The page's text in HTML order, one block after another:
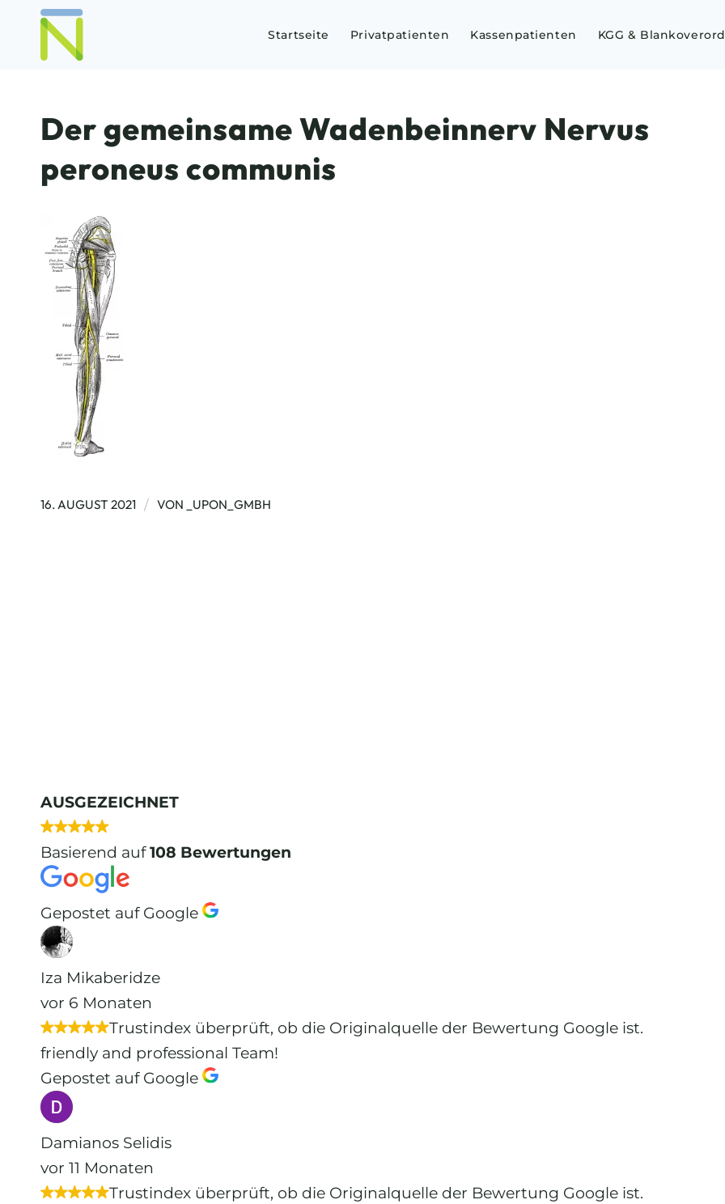
Startseite Privatpatienten Kassenpatienten KGG &
Der gemeinsame Wadenbeinnerv Nervus
peroneus communis
16. AUGUST 2021 / VON _UPON_GMBH
AUSGEZEICHNET
Basierend auf108 Bewertungen
Gepostet auf Google
Iza Mikaberidze
vor 6 Monaten
Trustindex überprüft, ob die Originalquelle der Bewertung Google ist.
friendly and professional Team!
Gepostet auf Google
Damianos Selidis
vor 11 Monaten
Trustindex überprüft, ob die Originalquelle der Bewertung Google ist.